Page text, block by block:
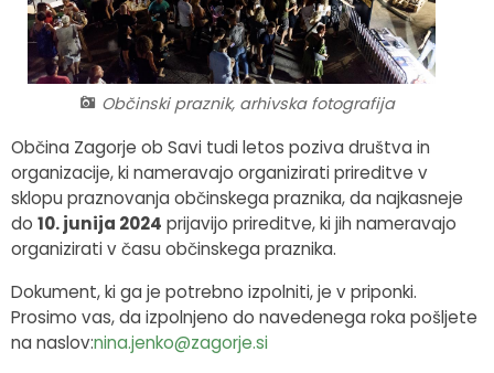
Občinski praznik, arhivska fotografija
Občina Zagorje ob Savi tudi letos poziva društva in
organizacije, ki nameravajo organizirati prireditve v
sklopu praznovanja občinskega praznika, da najkasneje
do 10. junija 2024 prijavijo prireditve, ki jih nameravajo
organizirati v času občinskega praznika.
Dokument, ki ga je potrebno izpolniti, je v priponki.
Prosimo vas, da izpolnjeno do navedenega roka pošljete
na naslov:nina.jenko@zagorje.si
Fotogalerija
Občinska volilna komisija
Medobčinski inšpektorat in redarstvo
Koledar dogodkov
Zapore cest
Okoljski podatki
Lokalne volitve
Strateški dokumenti
Katalog informacij javnega značaja